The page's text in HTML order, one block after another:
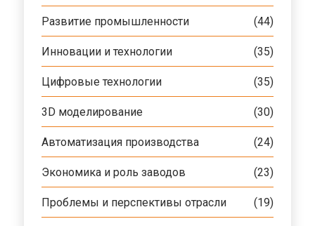
Развитие промышленности (44)
Инновации и технологии (35)
Цифровые технологии (35)
3D моделирование (30)
Автоматизация производства (24)
Экономика и роль заводов (23)
Проблемы и перспективы отрасли (19)